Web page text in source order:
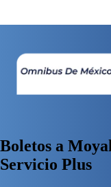
Boletos a
Servicio Plus